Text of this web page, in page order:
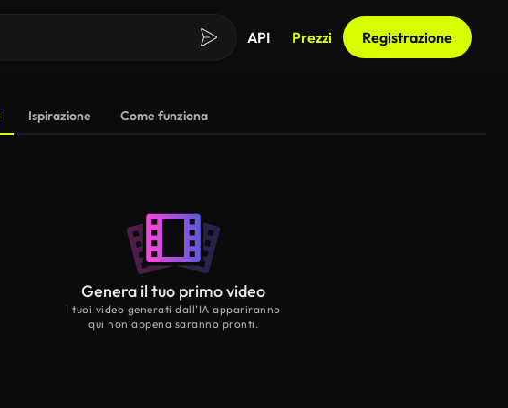
API Prezzi Registrazione
Ispirazione Come funziona
Genera il tuo primo video
I tuoi video generati dall’IA appariranno
qui non appena saranno pronti.